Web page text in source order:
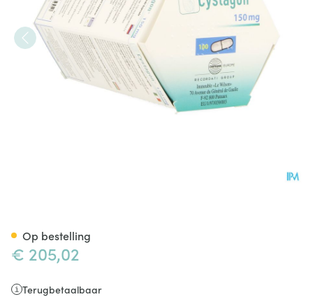
€ 205,02
Terugbetaalbaar
Op bestelling